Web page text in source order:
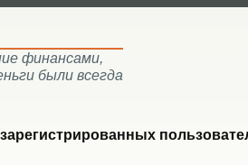
финансами,
были всегда